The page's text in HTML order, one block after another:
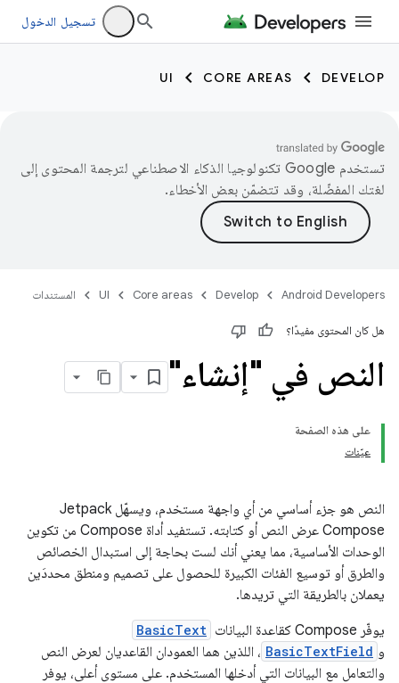
تسجيل الدخول
DEVELOP
CORE AREAS
UI
تستخدم Google تكنولوجيا الذكاء الاصطناعي لترجمة المحتوى إلى
لغتك المفضّلة، وقد تتضمّن بعض الأخطاء.
Android Developers
Develop
Core areas
UI المستندات
هل كان المحتوى مفيدًا؟
النص في "إنشاء"
على هذه الصفحة
عيّنات
النص هو جزء أساسي من أي واجهة مستخدم، ويسهّل Jetpack
Compose عرض النص أو كتابته. تستفيد أداة Compose من تكوين
الوحدات الأساسية، مما يعني أنك لست بحاجة إلى استبدال الخصائص
والطرق أو توسيع الفئات الكبيرة للحصول على تصميم ومنطق محددَين
يعملان بالطريقة التي تريدها.
يوفّر Compose كقاعدة البيانات
BasicText
و BasicTextField ، اللذين هما العمودان القاعديان لعرض النص
والتعامل مع البيانات التي أدخلها المستخدم. على مستوى أعلى، يوفر